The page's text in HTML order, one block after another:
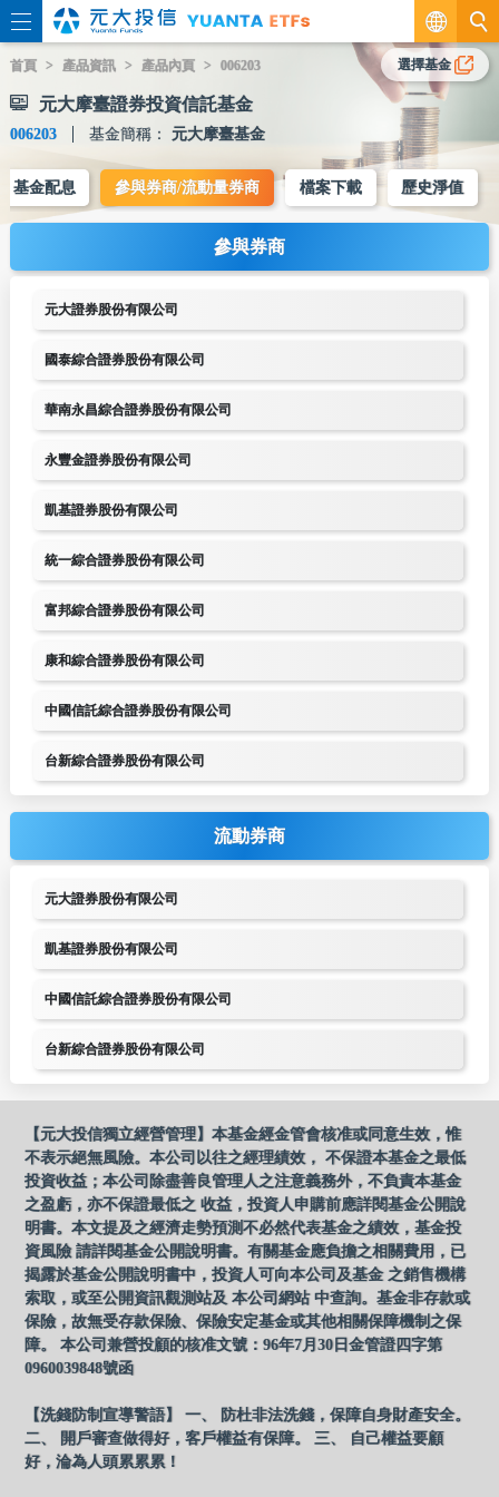
繁
EN
首頁 產品資訊 產品內頁 006203
元大摩臺證券投資信託基金
006203 基金簡稱： 元大摩臺基金
選擇基金
基金配息 參與券商/流動量券商 檔案下載 歷史淨值
參與券商
元大證券股份有限公司
國泰綜合證券股份有限公司
華南永昌綜合證券股份有限公司
永豐金證券股份有限公司
凱基證券股份有限公司
統一綜合證券股份有限公司
富邦綜合證券股份有限公司
康和綜合證券股份有限公司
中國信託綜合證券股份有限公司
台新綜合證券股份有限公司
流動券商
元大證券股份有限公司
凱基證券股份有限公司
中國信託綜合證券股份有限公司
台新綜合證券股份有限公司
【元大投信獨立經營管理】本基金經金管會核准或同意生效，惟
不表示絕無風險。本公司以往之經理績效， 不保證本基金之最低
投資收益；本公司除盡善良管理人之注意義務外，不負責本基金
之盈虧，亦不保證最低之 收益，投資人申購前應詳閱基金公開說
明書。本文提及之經濟走勢預測不必然代表基金之績效，基金投
資風險 請詳閱基金公開說明書。有關基金應負擔之相關費用，已
揭露於基金公開說明書中，投資人可向本公司及基金 之銷售機構
索取，或至公開資訊觀測站及 本公司網站 中查詢。基金非存款或
保險，故無受存款保險、保險安定基金或其他相關保障機制之保
障。 本公司兼營投顧的核准文號：96年7月30日金管證四字第
0960039848號函
【洗錢防制宣導警語】 一、 防杜非法洗錢，保障自身財產安全。
二、 開戶審查做得好，客戶權益有保障。 三、 自己權益要顧
好，淪為人頭累累累！